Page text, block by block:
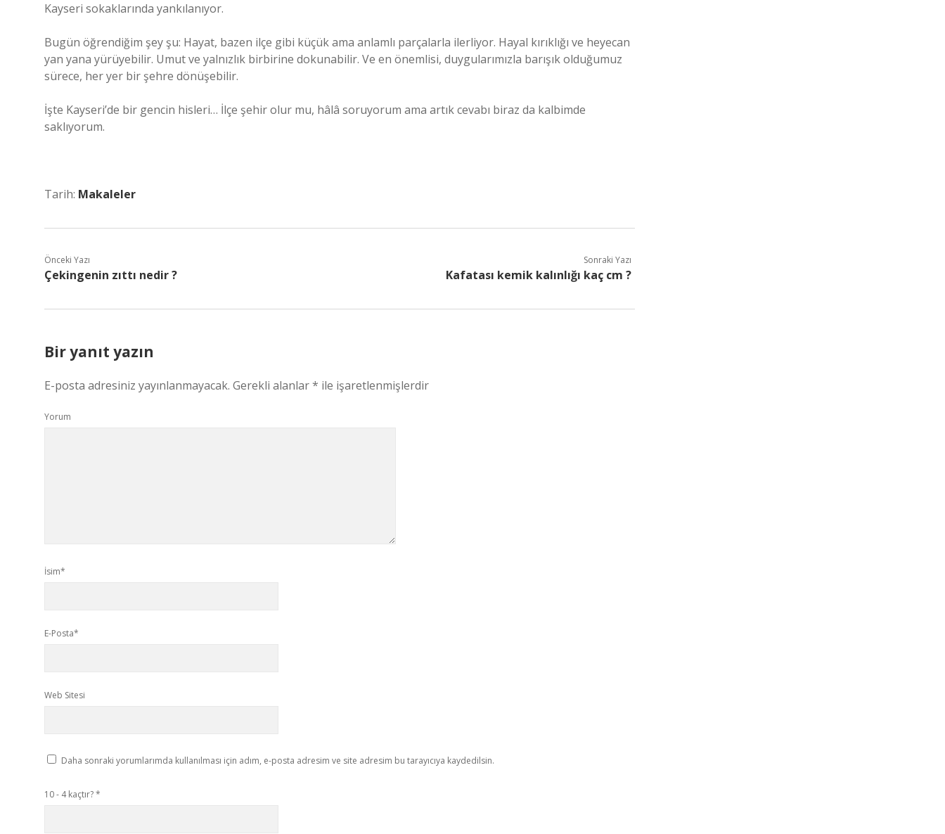
Kayseri sokaklarında yankılanıyor.
Bugün öğrendiğim şey şu: Hayat, bazen ilçe gibi küçük ama anlamlı parçalarla ilerliyor. Hayal kırıklığı ve heyecan
yan yana yürüyebilir. Umut ve yalnızlık birbirine dokunabilir. Ve en önemlisi, duygularımızla barışık olduğumuz
sürece, her yer bir şehre dönüşebilir.
İşte Kayseri’de bir gencin hisleri… İlçe şehir olur mu, hâlâ soruyorum ama artık cevabı biraz da kalbimde
saklıyorum.
Tarih: Makaleler
Önceki Yazı
Çekingenin zıttı nedir ?
Sonraki Yazı
Kafatası kemik kalınlığı kaç cm ?
Bir yanıt yazın
E-posta adresiniz yayınlanmayacak. Gerekli alanlar* ile işaretlenmişlerdir
Yorum
İsim*
E-Posta*
Web Sitesi
Daha sonraki yorumlarımda kullanılması için adım, e-posta adresim ve site adresim bu tarayıcıya kaydedilsin.
10 - 4 kaçtır?*